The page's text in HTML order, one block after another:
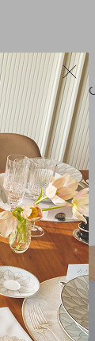
Sapateira de
33 Cm
Umbra
R$ 99,90